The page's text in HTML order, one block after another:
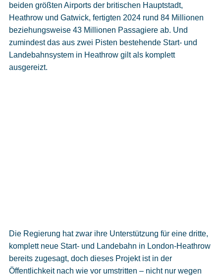
beiden größten Airports der britischen Hauptstadt,
Heathrow und Gatwick, fertigten 2024 rund 84 Millionen
beziehungsweise 43 Millionen Passagiere ab. Und
zumindest das aus zwei Pisten bestehende Start- und
Landebahnsystem in Heathrow gilt als komplett
ausgereizt.
Die Regierung hat zwar ihre Unterstützung für eine dritte,
komplett neue Start- und Landebahn in London-Heathrow
bereits zugesagt, doch dieses Projekt ist in der
Öffentlichkeit nach wie vor umstritten – nicht nur wegen